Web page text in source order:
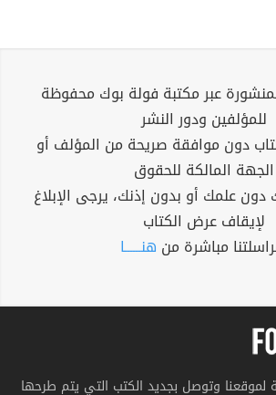
عبر مكتبة فولة بوك محفوظة
للمؤلفين ودور النشر
دون موافقة صريحة من المؤلف أو
الجهة المالكة للحقوق
دون علمك أو بدون إذنك، يرجى الإبلاغ
لإيقاف عرض الكتاب
مباشرة من هنــــــا
لموقعنا وتوصل بجديد الكتب التي يتم طرحها